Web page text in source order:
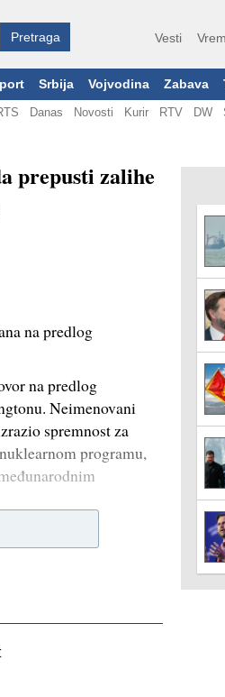
Vesti
Srbija Vojvodina Zabava
Danas Novosti Kurir RTV DW
prepusti zalihe
na predlog
na predlog
Neimenovani
spremnost za
programu,